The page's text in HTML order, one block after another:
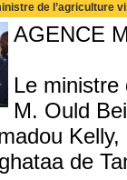
de l’agriculture
AGENCE
Le ministre
M. Ould
de